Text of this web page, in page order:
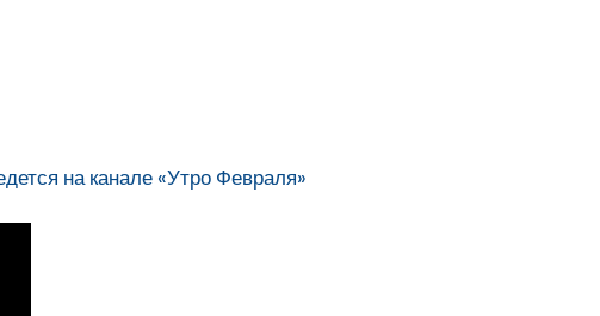
на канале «Утро Февраля»